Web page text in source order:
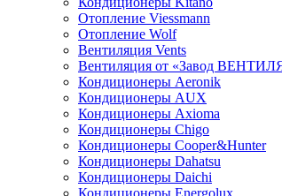
Отопление Viessmann
Отопление Wolf
Вентиляция Vents
Вентиляция от «Завод
Кондиционеры Aeronik
Кондиционеры AUX
Кондиционеры Axioma
Кондиционеры Chigo
Кондиционеры Cooper&Hunter
Кондиционеры Dahatsu
Кондиционеры Daichi
Кондиционеры Energolux